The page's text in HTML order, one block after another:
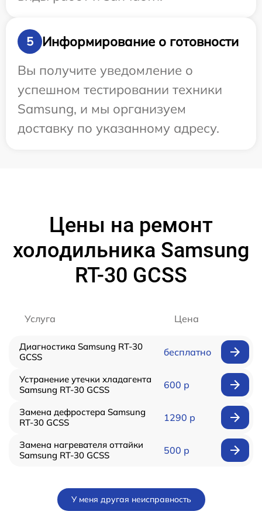
5
Информирование о готовности
Вы получите уведомление о
успешном тестировании техники
Samsung, и мы организуем
доставку по указанному адресу.
Цены на ремонт
холодильника Samsung
RT-30 GCSS
Услуга Цена
Диагностика Samsung RT-30
GCSS
бесплатно
Устранение утечки хладагента
Samsung RT-30 GCSS
600 р
Замена дефростера Samsung
RT-30 GCSS
1290 р
Замена нагревателя оттайки
Samsung RT-30 GCSS
500 р
У меня другая неисправность